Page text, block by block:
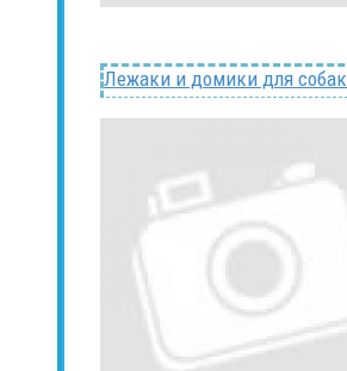
Лежаки и домики для собак